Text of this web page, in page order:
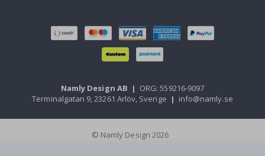
Namly Design AB | ORG: 559216-9097
Terminalgatan 9, 23261 Arlöv, Sverige | info@namly.se
© Namly Design 2026